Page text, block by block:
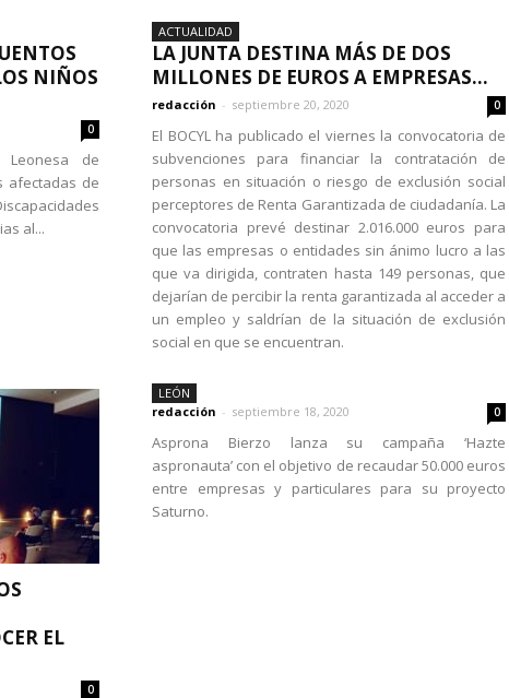
NIÑOS
0
de
afectadas de
al...
ACTUALIDAD
LA JUNTA DESTINA MÁS DE DOS
MILLONES DE EUROS A EMPRESAS...
redacción - septiembre 20, 2020 0
El BOCYL ha publicado el viernes la convocatoria de
subvenciones para financiar la contratación de
personas en situación o riesgo de exclusión social
perceptores de Renta Garantizada de ciudadanía. La
convocatoria prevé destinar 2.016.000 euros para
que las empresas o entidades sin ánimo lucro a las
que va dirigida, contraten hasta 149 personas, que
dejarían de percibir la renta garantizada al acceder a
un empleo y saldrían de la situación de exclusión
social en que se encuentran.
EL
0
LEÓN
redacción - septiembre 18, 2020 0
Asprona Bierzo lanza su campaña ‘Hazte
aspronauta’ con el objetivo de recaudar 50.000 euros
entre empresas y particulares para su proyecto
Saturno.